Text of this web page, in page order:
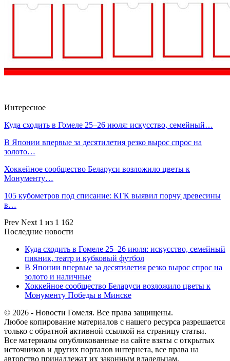
Интересное
Куда сходить в Гомеле 25–26 июля: искусство, семейный…
В Японии впервые за десятилетия резко вырос спрос на
золото…
Хоккейное сообщество Беларуси возложило цветы к
Монументу…
105 кубометров под списание: КГК выявил порчу древесины
в…
Prev Next 1 из 1 162
Последние новости
Куда сходить в Гомеле 25–26 июля: искусство, семейный
пикник, театр и кубковый футбол
В Японии впервые за десятилетия резко вырос спрос на
золото и наличные
Хоккейное сообщество Беларуси возложило цветы к
Монументу Победы в Минске
© 2026 - Новости Гомеля. Все права защищены.
Любое копирование материалов с нашего ресурса разрешается
только с обратной активной ссылкой на страницу статьи.
Все материалы опубликованные на сайте взяты с открытых
источников и других порталов интернета, все права на
авторство принадлежат их законным владельцам.